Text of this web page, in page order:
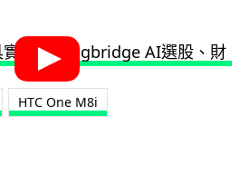
HTC One M8i